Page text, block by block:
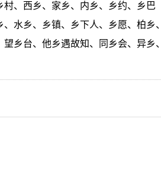
、西乡、家乡、内乡、乡约、乡巴
水乡、乡镇、乡下人、乡愿、柏乡、
乡台、他乡遇故知、同乡会、异乡、